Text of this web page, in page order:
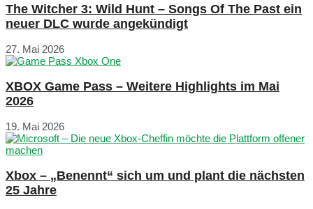
The Witcher 3: Wild Hunt – Songs Of The Past ein
neuer DLC wurde angekündigt
27. Mai 2026
XBOX Game Pass – Weitere Highlights im Mai
2026
19. Mai 2026
Xbox – „Benennt“ sich um und plant die nächsten
25 Jahre